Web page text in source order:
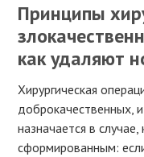
Принципы
как удаляют
Хирургическая
доброкачественных,
назначается в
сформированным: